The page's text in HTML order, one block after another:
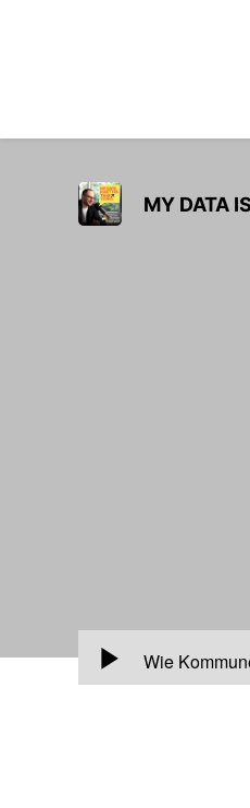
MY DATA
00:00
Wie